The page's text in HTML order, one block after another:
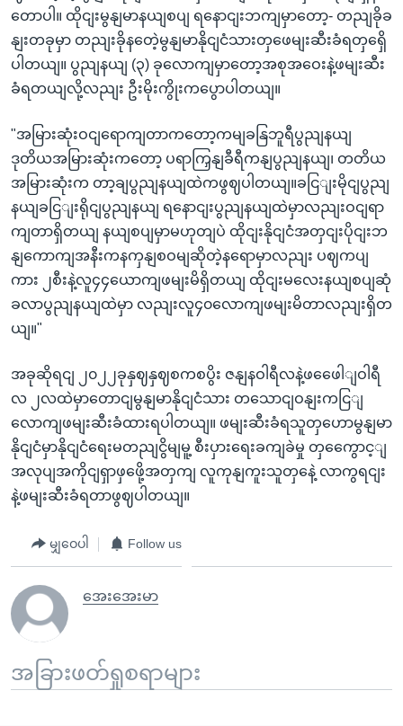
တောပါ။ ထိုငျးမွနျမာနယျစပျ ရနောငျးဘကျမှာတော့- တညျခိုခ
နျးတခုမှာ တညျးခိုနတေဲ့မွနျမာနိုငျငံသားတှဖေမျးဆီးခံရတှရှေိ
ပါတယျ။ ပွညျနယျ (၃) ခုလောကျမှာတော့အစုအဝေးနဲ့ဖမျးဆီး
ခံရတယျလို့လညျး ဦးမိုးကွိုးကပွောပါတယျ။
"အမြားဆုံးဝငျရောကျတာကတော့ကမျခနြဘူရီပွညျနယျ
ဒုတိယအမြားဆုံးကတော့ ပရာကြှနျခီရီကနျပွညျနယျ၊ တတိယ
အမြားဆုံးက တာ့ချပွညျနယျထဲကဖွဈပါတယျ။ခငြျးမိုငျပွညျ
နယျခငြျးရိုငျပွညျနယျ ရနောငျးပွညျနယျထဲမှာလညျးဝငျရာ
ကျတာရှိတယျ နယျစပျမှာမဟုတျပဲ ထိုငျးနိုငျငံအတှငျးပိုငျးဘ
နျကောကျအနီးကနကှနျစဝမျဆိုတဲ့နရောမှာလညျး ပဈကပျ
ကား ၂စီးနဲ့လူ၄၄ယောကျဖမျးမိရှိတယျ ထိုငျးမလေးနယျစပျဆုံ
ခလာပွညျနယျထဲမှာ လညျးလူ၄၀လောကျဖမျးမိတာလညျးရှိတ
ယျ။"
အခုဆိုရငျ ၂၀၂၂ခုနှဈနှဈစကစပွိး ဇနျနဝါရီလနဲ့ဖဖေေါျဝါရီ
လ ၂လထဲမှာတောငျမွနျမာနိုငျငံသား တသောငျဝနျးကငြျ
လောကျဖမျးဆီးခံထားရပါတယျ။ ဖမျးဆီးခံရသူတှဟောမွနျမာ
နိုငျငံမှာနိုငျငံရေးမတညျငွိမျမူ့ စီးပှားရေးခကျခဲမှု တှကွေောင့ျ
အလုပျအကိုငျရှာဖှဖေို့အတှကျ လူကုနျကူးသူတှနေဲ့ လာကွရငျး
နဲ့ဖမျးဆီးခံရတာဖွဈပါတယျ။
မျှဝေပါ Follow us
အေးအေးမာ
အခြားဖတ်ရှုစရာများ